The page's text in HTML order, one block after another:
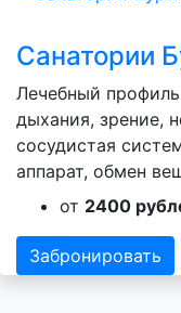
Санатории
Лечебный
дыхания, зрение,
сосудистая
аппарат, обмен
от 2400
Забронировать